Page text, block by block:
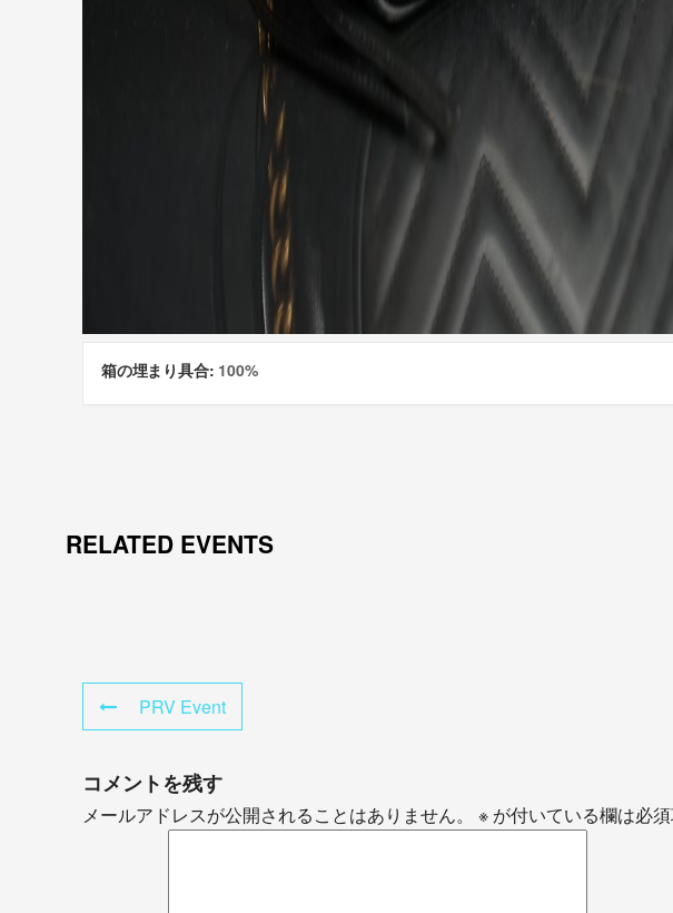
箱の埋まり具合: 100%
RELATED EVENTS
PRV Event
コメントを残す
メールアドレスが公開されることはありません。 ※ が付いている欄は必